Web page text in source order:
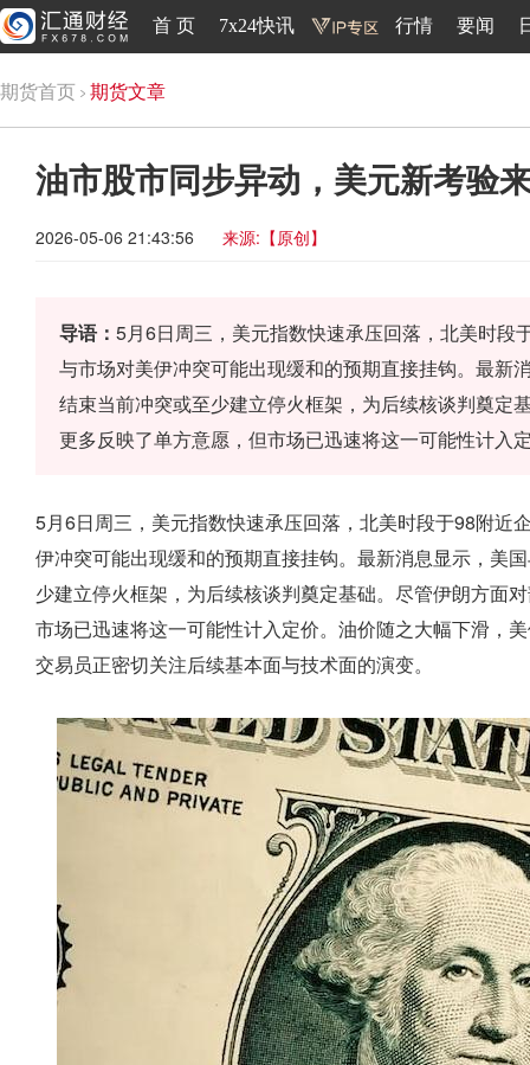
首 页 7x24快讯 行情 要闻
期货首页 期货文章
油市股市同步异动，美元新考验
2026-05-06 21:43:56 来源:【原创】
导语： 5月6日周三，美元指数快速承压回落，北美时段
与市场对美伊冲突可能出现缓和的预期直接挂钩。最新
结束当前冲突或至少建立停火框架，为后续核谈判奠定
更多反映了单方意愿，但市场已迅速将这一可能性计入
5月6日周三，美元指数快速承压回落，北美时段于98附近
伊冲突可能出现缓和的预期直接挂钩。最新消息显示，美
少建立停火框架，为后续核谈判奠定基础。尽管伊朗方面
市场已迅速将这一可能性计入定价。油价随之大幅下滑，
交易员正密切关注后续基本面与技术面的演变。